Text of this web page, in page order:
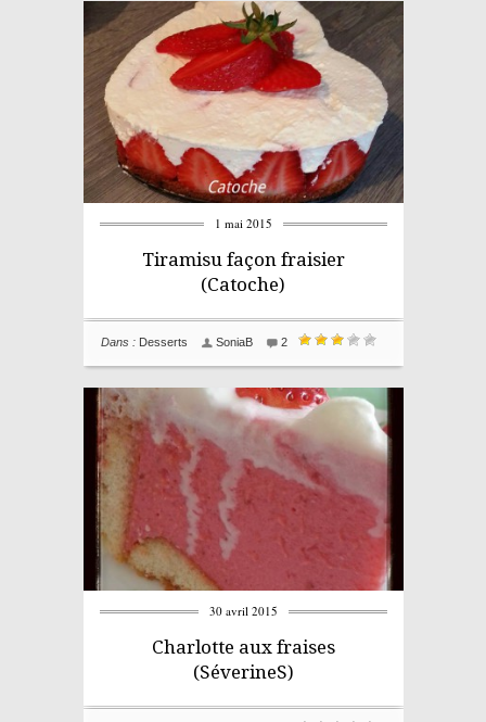
1 mai 2015
Tiramisu façon fraisier
(Catoche)
2
SoniaB
Dans : Desserts
30 avril 2015
Charlotte aux fraises
(SéverineS)